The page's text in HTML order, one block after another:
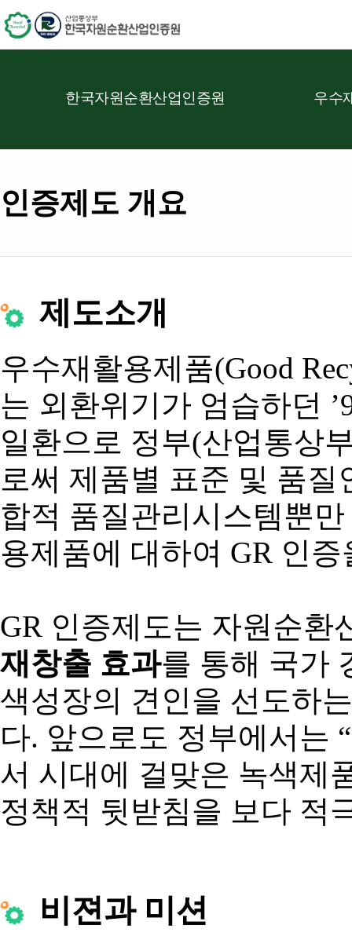
한국자원순환산업인증원 우수
인증제도 개요
제도소개
우수재활용제품(Good
는 외환위기가 엄습하던
일환으로 정부(산업통상
로써 제품별 표준 및 품
합적 품질관리시스템뿐
용제품에 대하여 GR 인
GR 인증제도는 자원순환
재창출 효과를 통해 국가
색성장의 견인을 선도하
다. 앞으로도 정부에서는
서 시대에 걸맞은 녹색제
정책적 뒷받침을 보다 적
비젼과 미션